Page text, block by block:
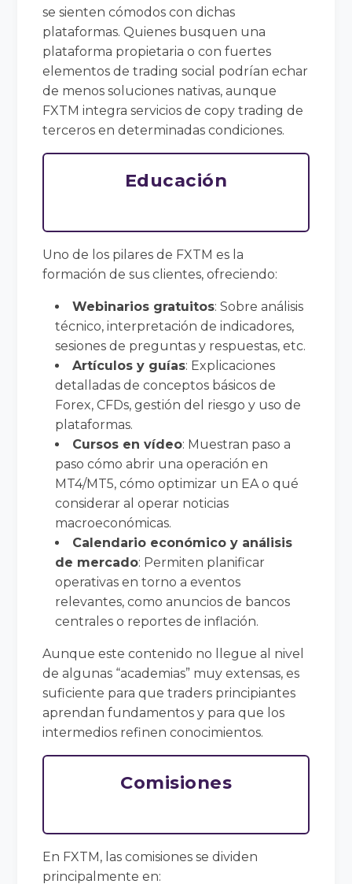
se sienten cómodos con dichas
plataformas. Quienes busquen una
plataforma propietaria o con fuertes
elementos de trading social podrían echar
de menos soluciones nativas, aunque
FXTM integra servicios de copy trading de
terceros en determinadas condiciones.
Educación
Uno de los pilares de FXTM es la
formación de sus clientes, ofreciendo:
Webinarios gratuitos: Sobre análisis
técnico, interpretación de indicadores,
sesiones de preguntas y respuestas, etc.
Artículos y guías: Explicaciones
detalladas de conceptos básicos de
Forex, CFDs, gestión del riesgo y uso de
plataformas.
Cursos en vídeo: Muestran paso a
paso cómo abrir una operación en
MT4/MT5, cómo optimizar un EA o qué
considerar al operar noticias
macroeconómicas.
Calendario económico y análisis
de mercado: Permiten planificar
operativas en torno a eventos
relevantes, como anuncios de bancos
centrales o reportes de inflación.
Aunque este contenido no llegue al nivel
de algunas “academias” muy extensas, es
suficiente para que traders principiantes
aprendan fundamentos y para que los
intermedios refinen conocimientos.
Comisiones
En FXTM, las comisiones se dividen
principalmente en: